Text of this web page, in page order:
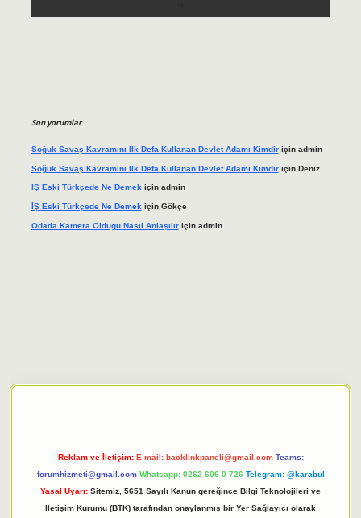
Son yorumlar
Soğuk Savaş Kavramını Ilk Defa Kullanan Devlet Adamı Kimdiriçin admin
Soğuk Savaş Kavramını Ilk Defa Kullanan Devlet Adamı Kimdiriçin Deniz
İŞ Eski Türkçede Ne Demekiçin admin
İŞ Eski Türkçede Ne Demek için Gökçe
Odada Kamera Oldugu Nasıl Anlaşılıriçin admin
Reklam ve İletişim: E-mail: backlinkpaneli@gmail.com Teams:
forumhizmeti@gmail.com Whatsapp: 0262 606 0 726 Telegram: @karabul
Yasal Uyarı: Sitemiz, 5651 Sayılı Kanun gereğince Bilgi Teknolojileri ve
İletişim Kurumu (BTK) tarafından onaylanmış bir Yer Sağlayıcı olarak